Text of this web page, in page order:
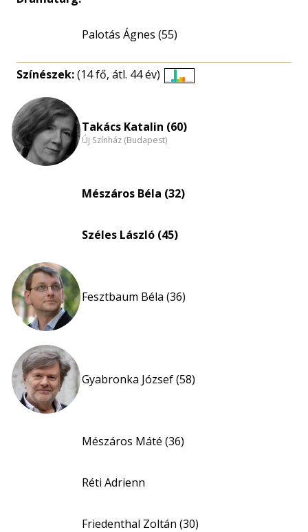
Palotás Ágnes (55)
Színészek:(14 fő, átl. 44 év)
nagyítása
Takács Katalin (60)
Új Színház (Budapest)
Mészáros Béla (32)
Széles László (45)
Fesztbaum Béla (36)
Gyabronka József (58)
Mészáros Máté (36)
Réti Adrienn
Friedenthal Zoltán (30)